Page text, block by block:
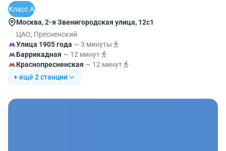
Класс A
Москва, 2-я Звенигородская улица, 12с1
ЦАО, Пресненский
Улица 1905 года ~ 3 минуты
Баррикадная ~ 12 минут
Краснопресненская ~ 12 минут
+ ещё 2 станции